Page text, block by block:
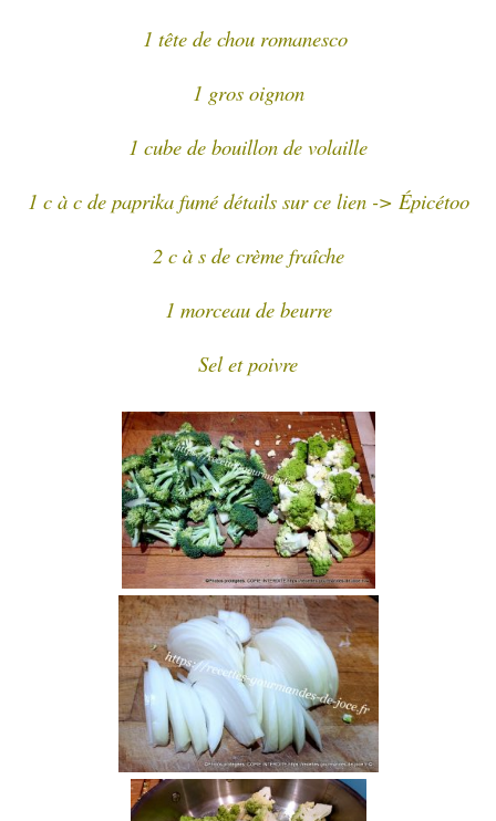
1 tête de chou romanesco
1 gros oignon
1 cube de bouillon de volaille
1 c à c de paprika fumé détails sur ce lien -> Épicétoo
2 c à s de crème fraîche
1 morceau de beurre
Sel et poivre